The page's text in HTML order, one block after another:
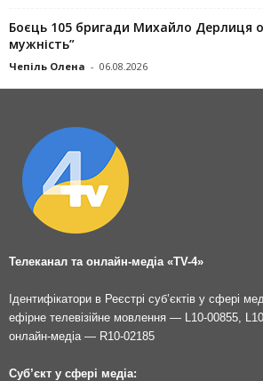
Боєць 105 бригади Михайло Дерлиця
мужність”
Чепіль Олена - 06.08.2026
Телеканал та онлайн-медіа «TV-4»
Ідентифікатори в Реєстрі суб’єктів у сфері
ефірне телевізійне мовлення — L10-00855,
онлайн-медіа — R10-02185
Суб’єкт у сфері медіа: